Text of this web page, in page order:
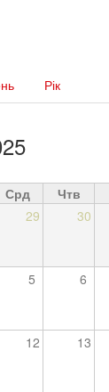
Рік
Срд Чтв
29 30
5 6
12 13